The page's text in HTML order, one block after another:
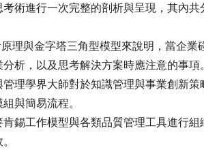
術進行一次完整的剖析與呈現，其內
理與金字塔三角型模型來說明，當企業
析，以及思考解決方案時應注意的事項。
理學界大師對於知識管理與事業創新
與簡易流程。
錫工作模型與各類品質管理工具進行組